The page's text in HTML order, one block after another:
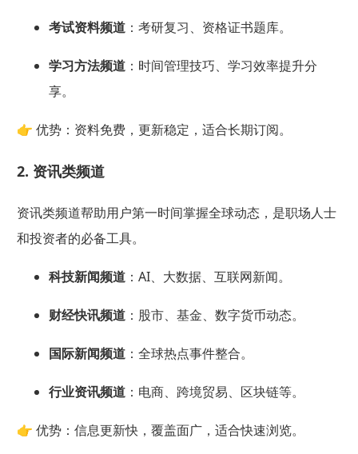
考试资料频道：考研复习、资格证书题库。
学习方法频道：时间管理技巧、学习效率提升分
享。
👉 优势：资料免费，更新稳定，适合长期订阅。
2. 资讯类频道
资讯类频道帮助用户第一时间掌握全球动态，是职场人士
和投资者的必备工具。
科技新闻频道：AI、大数据、互联网新闻。
财经快讯频道：股市、基金、数字货币动态。
国际新闻频道：全球热点事件整合。
行业资讯频道：电商、跨境贸易、区块链等。
👉 优势：信息更新快，覆盖面广，适合快速浏览。